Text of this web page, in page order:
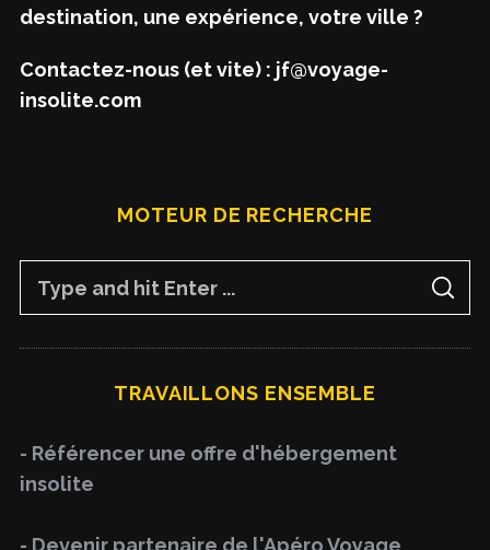
destination, une expérience, votre ville ?
Contactez-nous (et vite) : jf@voyage-
insolite.com
MOTEUR DE RECHERCHE
f
o
S
A
C
TRAVAILLONS ENSEMBLE
- Référencer une offre d'hébergement
insolite